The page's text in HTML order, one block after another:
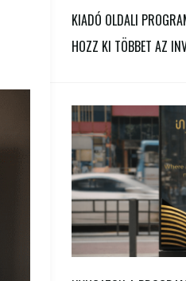
KIADÓ OLDALI
HOZZ KI TÖBBET AZ